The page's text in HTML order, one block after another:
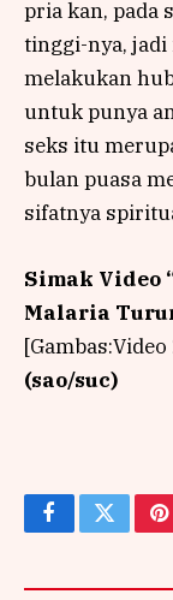
pria kan, pada
tinggi-nya,
melakukan
untuk punya
seks itu
bulan puasa
sifatnya
Simak Video
Malaria
(sao/suc)
FacebookTwitter